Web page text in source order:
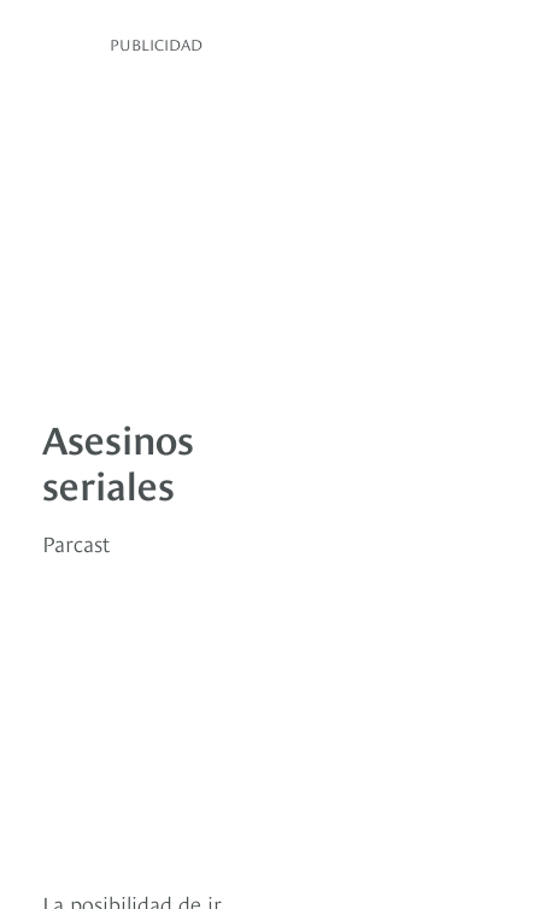
PUBLICIDAD
Asesinos
seriales
Parcast
La posibilidad de ir